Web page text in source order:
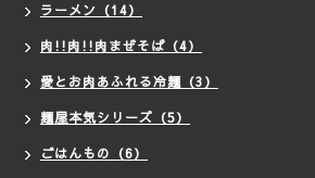
ラーメン（14）
肉!!肉!!肉まぜそば（4）
愛とお肉あふれる冷麺（3）
麺屋本気シリーズ（5）
ごはんもの（6）